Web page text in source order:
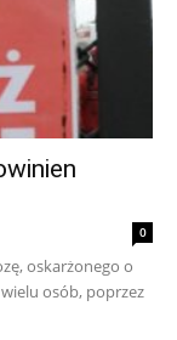
0
oskarżonego o
osób, poprzez